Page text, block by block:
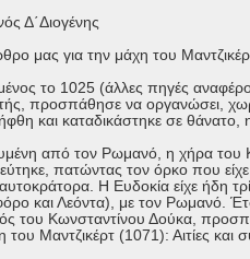
Δ΄Διογένης
μας για την μάχη του
το 1025 (άλλες πηγές
προσπάθησε να οργανώσει,
και καταδικάστηκε σε
από τον Ρωμανό, η χήρα του
πατώντας τον όρκο που είχε
Η Ευδοκία είχε ήδη
και Λεόντα), με τον Ρωμανό.
του Κωνσταντίνου Δούκα,
του Μαντζικέρτ (1071): Αιτίες